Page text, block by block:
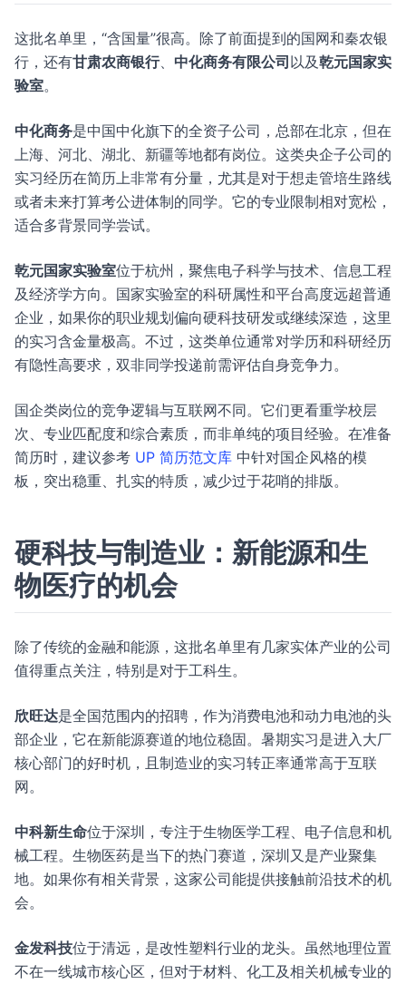
这批名单里，“含国量”很高。除了前面提到的国网和秦农银
行，还有甘肃农商银行、 中化商务有限公司 以及乾元国家实
验室。
中化商务是中国中化旗下的全资子公司，总部在北京，但在
上海、河北、湖北、新疆等地都有岗位。这类央企子公司的
实习经历在简历上非常有分量，尤其是对于想走管培生路线
或者未来打算考公进体制的同学。它的专业限制相对宽松，
适合多背景同学尝试。
乾元国家实验室位于杭州，聚焦电子科学与技术、信息工程
及经济学方向。国家实验室的科研属性和平台高度远超普通
企业，如果你的职业规划偏向硬科技研发或继续深造，这里
的实习含金量极高。不过，这类单位通常对学历和科研经历
有隐性高要求，双非同学投递前需评估自身竞争力。
国企类岗位的竞争逻辑与互联网不同。它们更看重学校层
次、专业匹配度和综合素质，而非单纯的项目经验。在准备
简历时，建议参考 UP 简历范文库 中针对国企风格的模
板，突出稳重、扎实的特质，减少过于花哨的排版。
硬科技与制造业：新能源和生
物医疗的机会
除了传统的金融和能源，这批名单里有几家实体产业的公司
值得重点关注，特别是对于工科生。
欣旺达是全国范围内的招聘，作为消费电池和动力电池的头
部企业，它在新能源赛道的地位稳固。暑期实习是进入大厂
核心部门的好时机，且制造业的实习转正率通常高于互联
网。
中科新生命位于深圳，专注于生物医学工程、电子信息和机
械工程。生物医药是当下的热门赛道，深圳又是产业聚集
地。如果你有相关背景，这家公司能提供接触前沿技术的机
会。
金发科技位于清远，是改性塑料行业的龙头。虽然地理位置
不在一线城市核心区，但对于材料、化工及相关机械专业的